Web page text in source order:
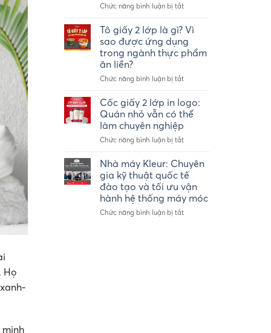
Họ
Marathon
Trang
Chức năng bình luận bị tắtở
ly
giấy
logo
riêng
lượng
Ly
giấy
away
Tô giấy 2 lớp là gì? Vì
sao được ứng dụng
trong ngành thực phẩm
ăn liền?
Chức năng bình luận bị tắtở
2
lớp
gì?
được
ứng
dụng
trong
ngành
Cốc giấy 2 lớp in logo:
Quán nhỏ vẫn có thể
làm chuyên nghiệp
Chức năng bình luận bị tắtở
giấy
2
lớp
in
logo:
Quán
Nhà máy Kleur: Chuyên
gia kỹ thuật quốc tế
đào tạo và tối ưu vận
hành hệ thống máy móc
Chức năng bình luận bị tắtở